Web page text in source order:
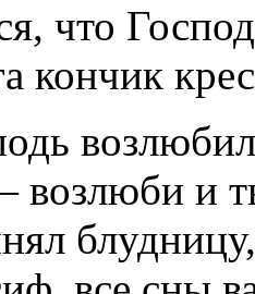
что
кончик
возлюби и